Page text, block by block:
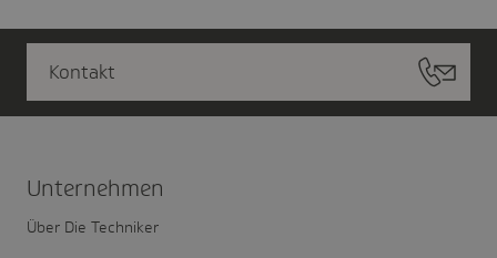
Kontakt
Unter­nehmen
Über Die Techniker